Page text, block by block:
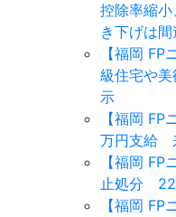
控除率縮
き下げは間
【福岡
級住宅や
示
【福岡
万円支給
【福岡
止処分 22
【福岡